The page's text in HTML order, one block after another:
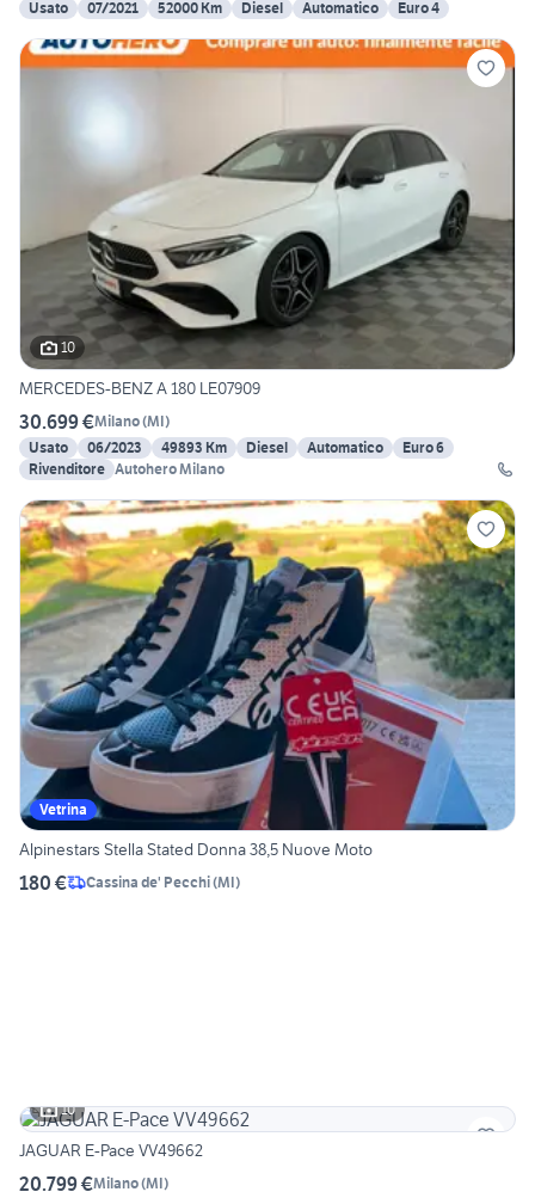
Usato
07/2021 52000 Km Diesel Automatico Euro 4
10
MERCEDES-BENZ A 180 LE07909
30.699 €Milano(MI)
Usato
06/2023 49893 Km Diesel Automatico
Euro 6
Rivenditore Autohero Milano
Vetrina
Alpinestars Stella Stated Donna 38,5 Nuove Moto
180 € Cassina de' Pecchi(MI)
10
JAGUAR E-Pace VV49662
20.799 €Milano(MI)